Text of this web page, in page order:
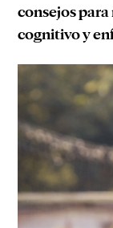
consejos
cognitivo y